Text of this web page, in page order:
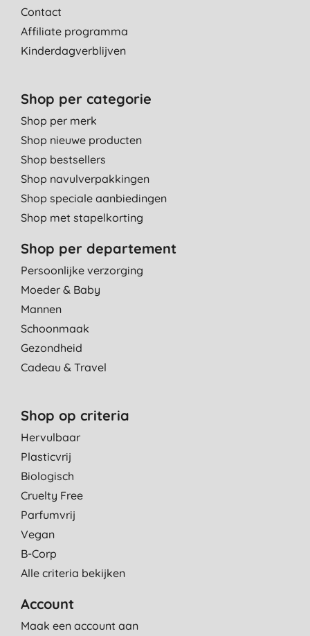
Contact
Affiliate programma
Kinderdagverblijven
Shop per categorie
Shop per merk
Shop nieuwe producten
Shop bestsellers
Shop navulverpakkingen
Shop speciale aanbiedingen
Shop met stapelkorting
Shop per departement
Persoonlijke verzorging
Moeder & Baby
Mannen
Schoonmaak
Gezondheid
Cadeau & Travel
Shop op criteria
Hervulbaar
Plasticvrij
Biologisch
Cruelty Free
Parfumvrij
Vegan
B-Corp
Alle criteria bekijken
Account
Maak een account aan